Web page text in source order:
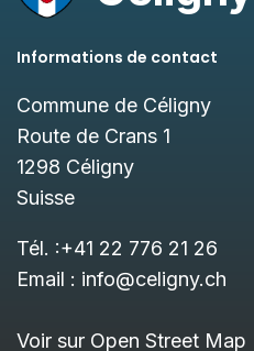
Informations de contact
Commune de Céligny
Route de Crans 1
1298 Céligny
Suisse
Tél. :+41 22 776 21 26
Email : info@celigny.ch
Voir sur Open Street Map